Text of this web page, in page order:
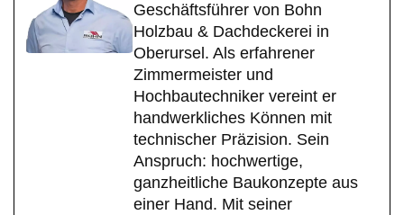
Geschäftsführer von Bohn
Holzbau & Dachdeckerei in
Oberursel. Als erfahrener
Zimmermeister und
Hochbautechniker vereint er
handwerkliches Können mit
technischer Präzision. Sein
Anspruch: hochwertige,
ganzheitliche Baukonzepte aus
einer Hand. Mit seiner